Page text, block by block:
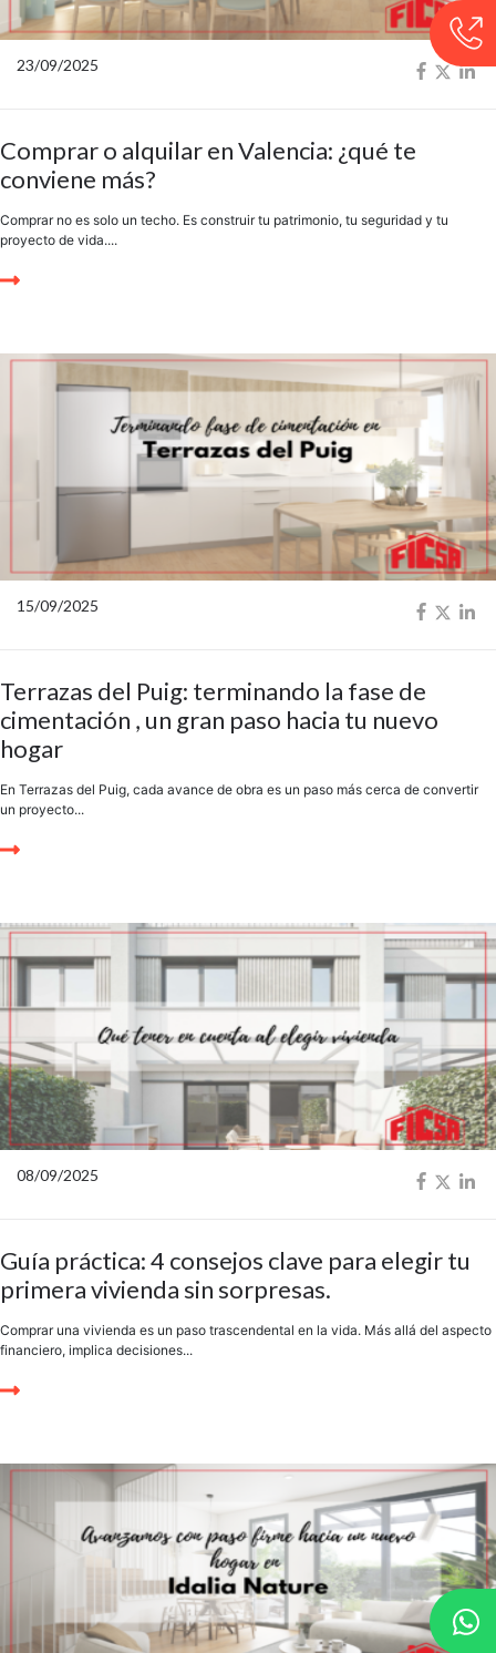
23/09/2025
Comprar o alquilar en Valencia: ¿qué te
conviene más?
Comprar no es solo un techo. Es construir tu patrimonio, tu seguridad y tu
proyecto de vida....
15/09/2025
Terrazas del Puig: terminando la fase de
cimentación , un gran paso hacia tu nuevo
hogar
En Terrazas del Puig, cada avance de obra es un paso más cerca de convertir
un proyecto...
08/09/2025
Guía práctica: 4 consejos clave para elegir tu
primera vivienda sin sorpresas.
Comprar una vivienda es un paso trascendental en la vida. Más allá del aspecto
financiero, implica decisiones...